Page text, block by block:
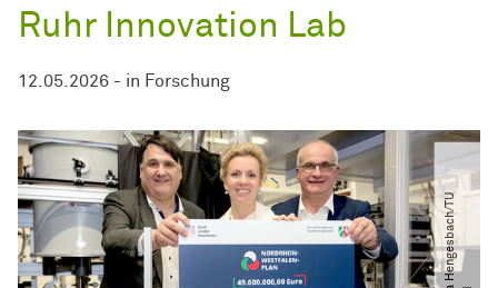
Ruhr Innovation Lab
12.05.2026 - in Forschung